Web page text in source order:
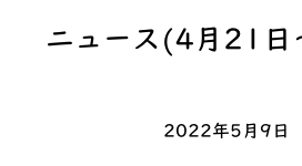
ニュース(4月21
2022年5月9日